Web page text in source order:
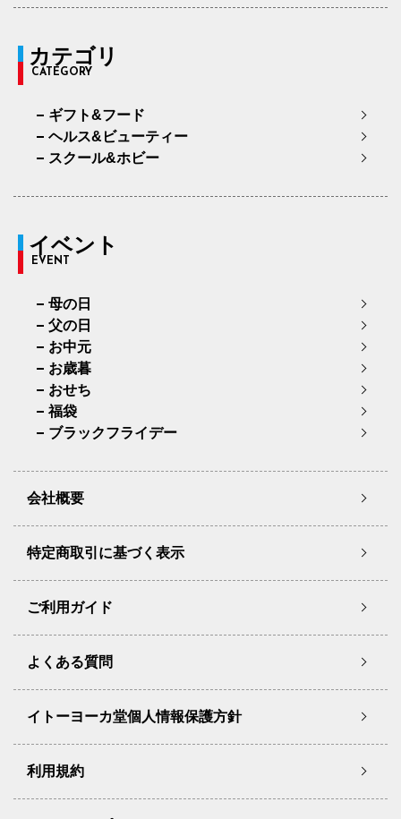
カテゴリ
CATEGORY
ギフト&フード
ヘルス&ビューティー
スクール&ホビー
イベント
EVENT
母の日
父の日
お中元
お歳暮
おせち
福袋
ブラックフライデー
会社概要
特定商取引に基づく表示
ご利用ガイド
よくある質問
イトーヨーカ堂個人情報保護方針
利用規約